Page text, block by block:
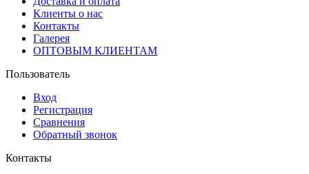
Клиенты о нас
Контакты
Галерея
ОПТОВЫМ КЛИЕНТАМ
Пользователь
Вход
Регистрация
Сравнения
Обратный звонок
Контакты